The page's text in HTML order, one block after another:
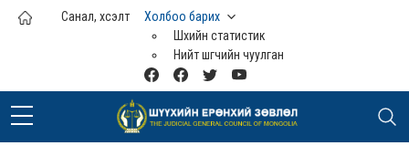
Үндсэн агуулга руу шилжих
Санал, хүсэлт
Холбоо барих
Шүүхийн статистик
Нийт шүүгчийн чуулган